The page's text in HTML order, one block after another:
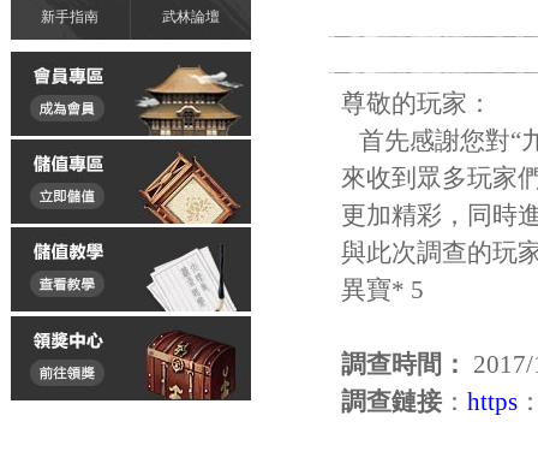
新手指南 武林論壇
尊敬的玩家：
首先感謝您對“
來收到眾多玩家
更加精彩，同時
與此次調查的玩
異寶* 5
調查時間 ：
調查鏈接： https